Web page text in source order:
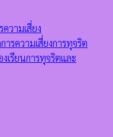
วามเสี่ยง
ารความเสี่ยงการทุจริต
เรียนการทุจริตและ